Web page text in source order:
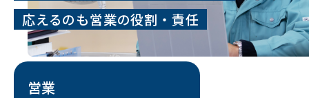
応えるのも営業の役割・責任
営業